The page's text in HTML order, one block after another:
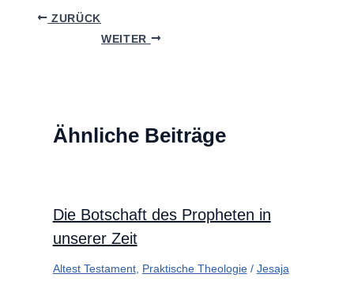
ZURÜCK
WEITER
Ähnliche Beiträge
Die Botschaft des Propheten in
unserer Zeit
Altest Testament, Praktische Theologie/ Jesaja